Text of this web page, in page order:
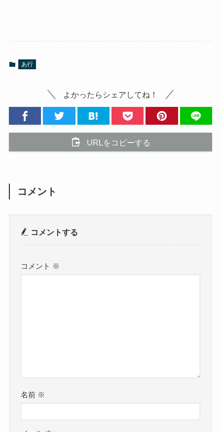
あ行
よかったらシェアしてね！
URLをコピーする
コメント
コメントする
コメント ※
名前 ※